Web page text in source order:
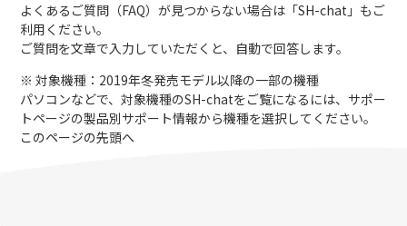
よくあるご質問（FAQ）が見つからない場合は「SH-chat 」もご
利用ください。
ご質問を文章で入力していただくと、自動で回答します。
※ 対象機種：2019年冬発売モデル以降の一部の機種
パソコンなどで、対象機種のSH-chatをご覧になるには、サポー
トページの製品別サポート情報から機種を選択してください。
このページの先頭へ